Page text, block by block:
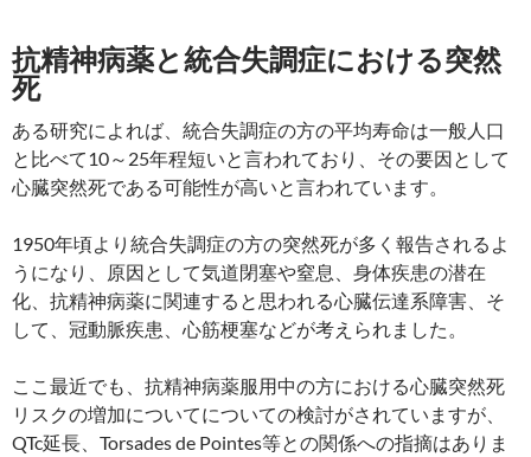
抗精神病薬と統合失調症における突然
死
ある研究によれば、統合失調症の方の平均寿命は一般人口
と比べて10～25年程短いと言われており、その要因として
心臓突然死である可能性が高いと言われています。
1950年頃より統合失調症の方の突然死が多く報告されるよ
うになり、原因として気道閉塞や窒息、身体疾患の潜在
化、抗精神病薬に関連すると思われる心臓伝達系障害、そ
して、冠動脈疾患、心筋梗塞などが考えられました。
ここ最近でも、抗精神病薬服用中の方における心臓突然死
リスクの増加についてについての検討がされていますが、
QTc延長、Torsades de Pointes等との関係への指摘はありま